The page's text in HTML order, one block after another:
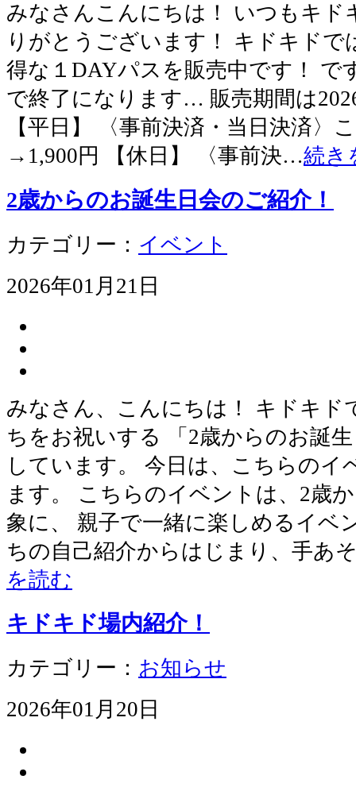
みなさんこんにちは！ いつもキド
りがとうございます！ キドキドで
得な１DAYパスを販売中です！ で
で終了になります… 販売期間は
【平日】 〈事前決済・当日決済〉
→1,900円 【休日】 〈事前決…続き
2歳からのお誕生日会のご紹介！
カテゴリー： イベント
2026年01月21日
みなさん、こんにちは！ キドキド
ちをお祝いする 「2歳からのお誕
しています。 今日は、こちらのイ
ます。 こちらのイベントは、2歳
象に、 親子で一緒に楽しめるイベ
ちの自己紹介からはじまり、手あ
を読む
キドキド場内紹介！
カテゴリー： お知らせ
2026年01月20日